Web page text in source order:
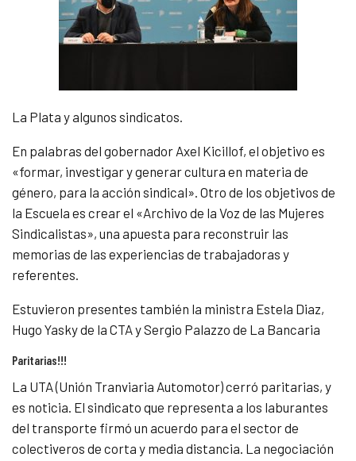
La Plata y algunos sindicatos.
En palabras del gobernador Axel Kicillof, el objetivo es
«formar, investigar y generar cultura en materia de
género, para la acción sindical». Otro de los objetivos de
la Escuela es crear el «Archivo de la Voz de las Mujeres
Sindicalistas», una apuesta para reconstruir las
memorias de las experiencias de trabajadoras y
referentes.
Estuvieron presentes también la ministra Estela Diaz,
Hugo Yasky de la CTA y Sergio Palazzo de La Bancaria
Paritarias!!!
La UTA (Unión Tranviaria Automotor) cerró paritarias, y
es noticia. El sindicato que representa a los laburantes
del transporte firmó un acuerdo para el sector de
colectiveros de corta y media distancia. La negociación